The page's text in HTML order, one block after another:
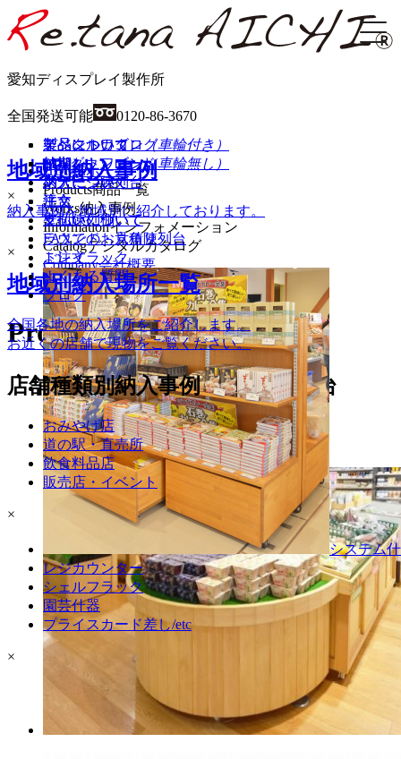
愛知ディスプレイ製作所
全国発送可能 0120-86-3670
HOMEホーム
Products商品一覧
Works納入事例
Informationインフォメーション
Catalogデジタルカタログ
Company会社概要
Contactお問い合わせ
Products商品詳細
JA-R ラウンド1/2型陳列棚台
完成品お届け
ラウンド・六角陳列台
イベントワゴン（車輪付き）
イベントワゴン（車輪無し）
ステージ陳列台
平台
壁面陳列棚
ラウンド・六角陳列台
トレイラック
システム
レジカウンター
シェルフラック
園芸什器
プライスカード差し/etc
×
地域別納入事例
納入事例を地域別に紹介しております。
地域別納入場所一覧
全国各地の納入場所をご紹介します。
お近くの店舗で現物をご覧ください。
店舗種類別納入事例
おみやげ店
道の駅・直売所
飲食料品店
販売店・イベント
×
製品について
納期
納入について
注文
支払いについて
×
製品について
納期
納入について
注文
支払いについて
FAXでのお見積り
ご注文
よくある質問
ブログ
×
デジタルカタログ
PDFダウンロード
×